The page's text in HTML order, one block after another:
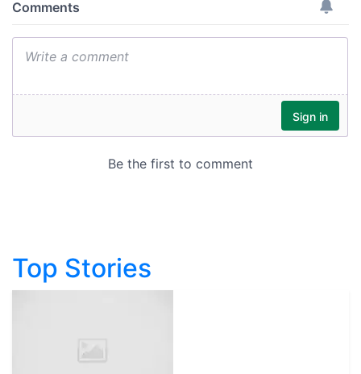
Top Stories